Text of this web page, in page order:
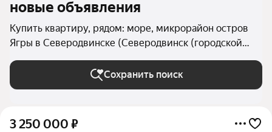
новые объявления
Купить квартиру, рядом: море, микрорайон остров
Ягры в Северодвинске (Северодвинск (городской
округ))
Сохранить поиск
3 250 000 ₽